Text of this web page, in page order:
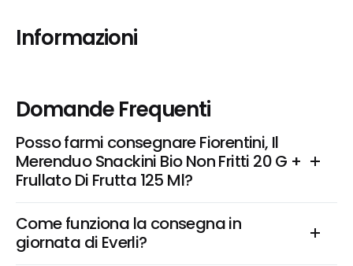
Informazioni
Domande Frequenti
Posso farmi consegnare Fiorentini, Il
Merenduo Snackini Bio Non Fritti 20 G +
Frullato Di Frutta 125 Ml?
Come funziona la consegna in
giornata di Everli?